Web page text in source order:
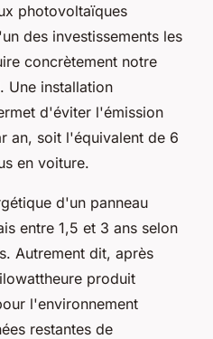
photovoltaïques
des investissements les
concrètement notre
Une installation
d'éviter l'émission
an, soit l'équivalent de 6
en voiture.
d'un panneau
entre 1,5 et 3 ans selon
Autrement dit, après
produit
l'environnement
restantes de